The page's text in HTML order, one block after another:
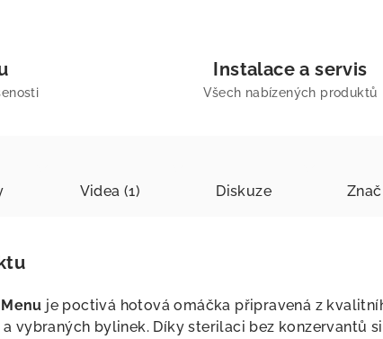
Instalace a servis
Všech nabízených produktů
Videa (1) Diskuze
je poctivá hotová omáčka připravená z
vybraných bylinek. Díky sterilaci bez konzervantů